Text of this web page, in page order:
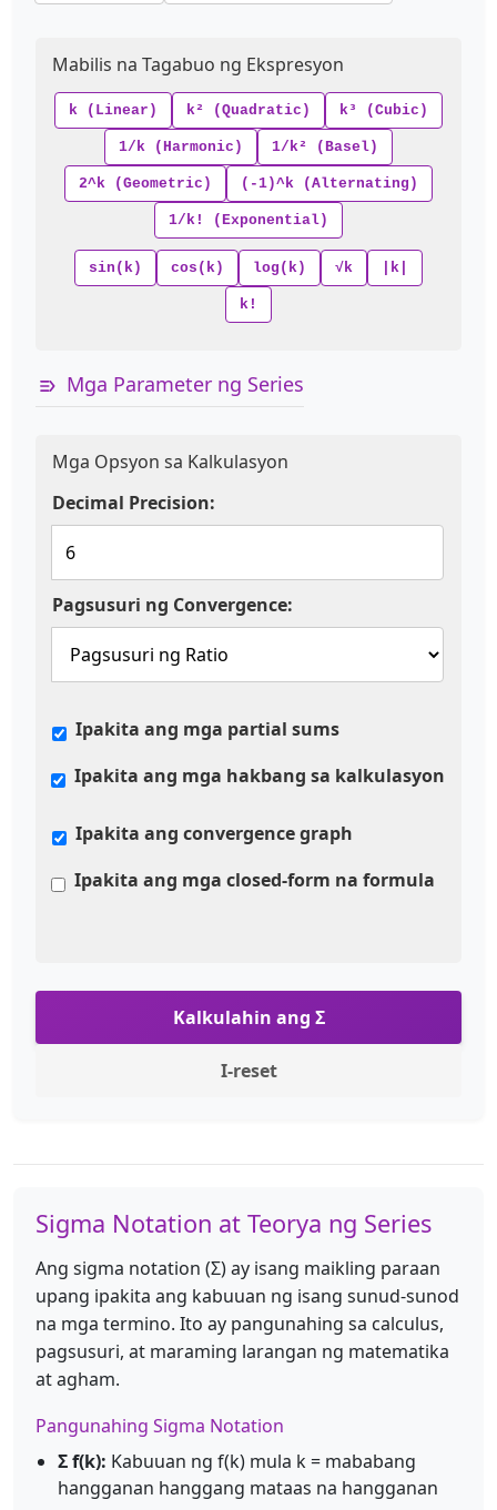
Mabilis na Tagabuo ng Ekspresyon
k (Linear) k² (Quadratic) k³ (Cubic)
1/k (Harmonic) 1/k² (Basel)
2^k (Geometric) (-1)^k (Alternating)
1/k! (Exponential)
sin(k) cos(k) log(k) √k |k|
k!
Mga Parameter ng Series
Mga Opsyon sa Kalkulasyon
Decimal Precision:
Pagsusuri ng Convergence:
Ipakita ang mga partial sums
Ipakita ang mga hakbang sa kalkulasyon
Ipakita ang convergence graph
Ipakita ang mga closed-form na formula
Kalkulahin ang Σ
I-reset
Sigma Notation at Teorya ng Series
Ang sigma notation (Σ) ay isang maikling paraan
upang ipakita ang kabuuan ng isang sunud-sunod
na mga termino. Ito ay pangunahing sa calculus,
pagsusuri, at maraming larangan ng matematika
at agham.
Pangunahing Sigma Notation
Σ f(k): Kabuuan ng f(k) mula k = mababang
hangganan hanggang mataas na hangganan